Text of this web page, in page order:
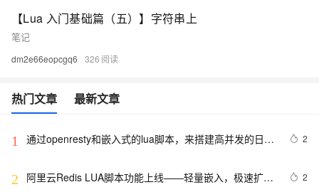
【Lua 入门基础篇（五）】字符串上
笔记
dm2e66eopcgq6 326
热门文章 最新文章
1
通过openresty和嵌入式的lua脚本，来搭建高并发的日志
2
2
阿里云Redis LUA脚本功能上线——轻量嵌入，极速扩
2